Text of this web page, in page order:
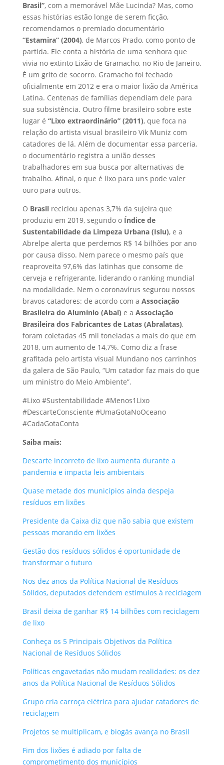
Brasil”, com a memorável Mãe Lucinda? Mas, como
essas histórias estão longe de serem ficção,
recomendamos o premiado documentário
“Estamira” (2004), de Marcos Prado, como ponto de
partida. Ele conta a história de uma senhora que
vivia no extinto Lixão de Gramacho, no Rio de Janeiro.
É um grito de socorro. Gramacho foi fechado
oficialmente em 2012 e era o maior lixão da América
Latina. Centenas de famílias dependiam dele para
sua subsistência. Outro filme brasileiro sobre este
lugar é “Lixo extraordinário” (2011), que foca na
relação do artista visual brasileiro Vik Muniz com
catadores de lá. Além de documentar essa parceria,
o documentário registra a união desses
trabalhadores em sua busca por alternativas de
trabalho. Afinal, o que é lixo para uns pode valer
ouro para outros.
O Brasilreciclou apenas 3,7% da sujeira que
produziu em 2019, segundo o Índice de
Sustentabilidade da Limpeza Urbana (Islu), e a
Abrelpe alerta que perdemos R$ 14 bilhões por ano
por causa disso. Nem parece o mesmo país que
reaproveita 97,6% das latinhas que consome de
cerveja e refrigerante, liderando o ranking mundial
na modalidade. Nem o coronavírus segurou nossos
bravos catadores: de acordo com a Associação
Brasileira do Alumínio (Abal) e a Associação
Brasileira dos Fabricantes de Latas (Abralatas),
foram coletadas 45 mil toneladas a mais do que em
2018, um aumento de 14,7%. Como diz a frase
grafitada pelo artista visual Mundano nos carrinhos
da galera de São Paulo, “Um catador faz mais do que
um ministro do Meio Ambiente”.
#Lixo #Sustentabilidade #Menos1Lixo
#DescarteConsciente #UmaGotaNoOceano
#CadaGotaConta
Saiba mais:
Descarte incorreto de lixo aumenta durante a
pandemia e impacta leis ambientais
Quase metade dos municípios ainda despeja
resíduos em lixões
Presidente da Caixa diz que não sabia que existem
pessoas morando em lixões
Gestão dos resíduos sólidos é oportunidade de
transformar o futuro
Nos dez anos da Política Nacional de Resíduos
Sólidos, deputados defendem estímulos à reciclagem
Brasil deixa de ganhar R$ 14 bilhões com reciclagem
de lixo
Conheça os 5 Principais Objetivos da Política
Nacional de Resíduos Sólidos
Políticas engavetadas não mudam realidades: os dez
anos da Política Nacional de Resíduos Sólidos
Grupo cria carroça elétrica para ajudar catadores de
reciclagem
Projetos se multiplicam, e biogás avança no Brasil
Fim dos lixões é adiado por falta de
comprometimento dos municípios